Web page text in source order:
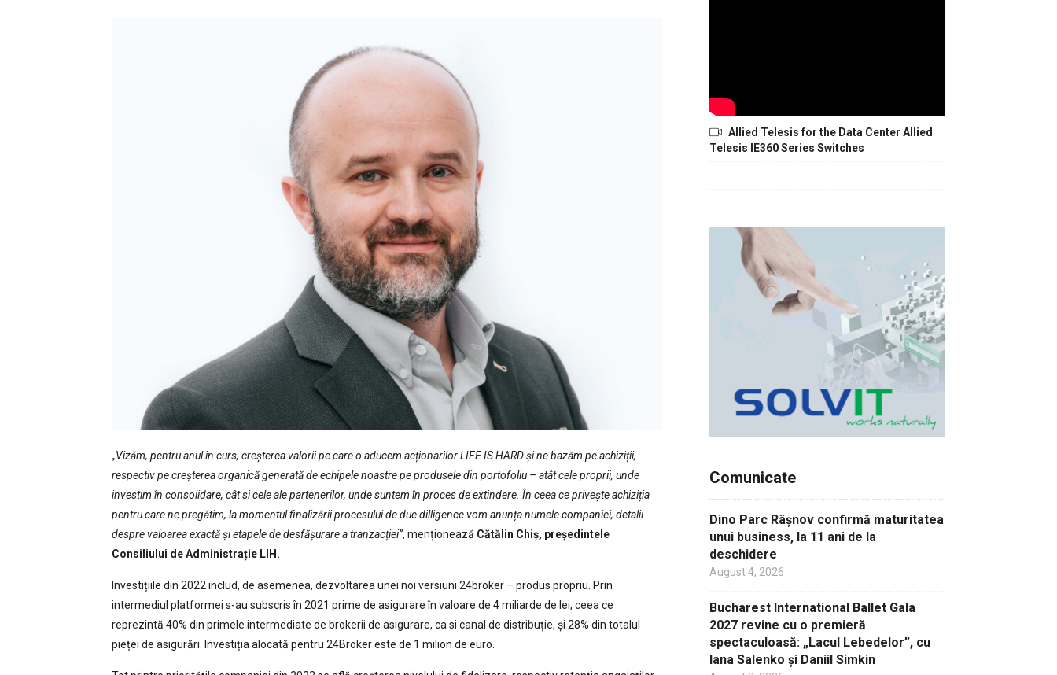
„Vizăm, pentru anul în curs, creșterea valorii pe care o aducem acționarilor LIFE IS HARD și ne bazăm pe achiziții,
respectiv pe creșterea organică generată de echipele noastre pe produsele din portofoliu – atât cele proprii, unde
investim în consolidare, cât si cele ale partenerilor, unde suntem în proces de extindere. În ceea ce privește achiziția
pentru care ne pregătim, la momentul finalizării procesului de due dilligence vom anunța numele companiei, detalii
despre valoarea exactă și etapele de desfășurare a tranzacției”, menționează Cătălin Chiș, președintele
Consiliului de Administrație LIH.
Investițiile din 2022 includ, de asemenea, dezvoltarea unei noi versiuni 24broker – produs propriu. Prin
intermediul platformei s-au subscris în 2021 prime de asigurare în valoare de 4 miliarde de lei, ceea ce
reprezintă 40% din primele intermediate de brokerii de asigurare, ca si canal de distribuție, și 28% din totalul
pieței de asigurări. Investiția alocată pentru 24Broker este de 1 milion de euro.
Allied Telesis for the Data Center Allied
Telesis IE360 Series Switches
Comunicate
Dino Parc Râșnov confirmă maturitatea
unui business, la 11 ani de la
deschidere
August 4, 2026
Bucharest International Ballet Gala
2027 revine cu o premieră
spectaculoasă: „Lacul Lebedelor”, cu
Iana Salenko și Daniil Simkin